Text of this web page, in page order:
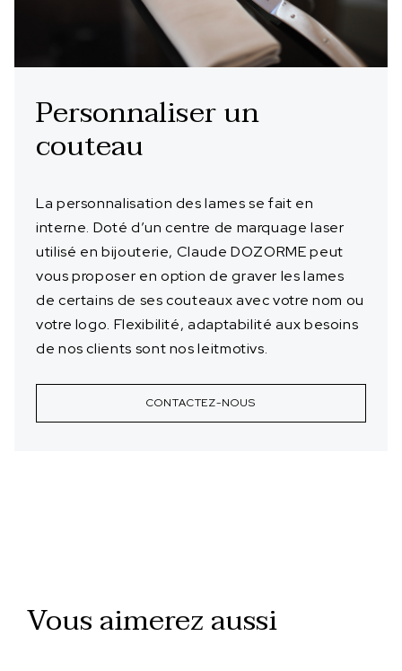
Personnaliser un
couteau
La personnalisation des lames se fait en
interne. Doté d’un centre de marquage laser
utilisé en bijouterie, Claude DOZORME peut
vous proposer en option de graver les lames
de certains de ses couteaux avec votre nom ou
votre logo. Flexibilité, adaptabilité aux besoins
de nos clients sont nos leitmotivs.
CONTACTEZ-NOUS
Vous aimerez aussi